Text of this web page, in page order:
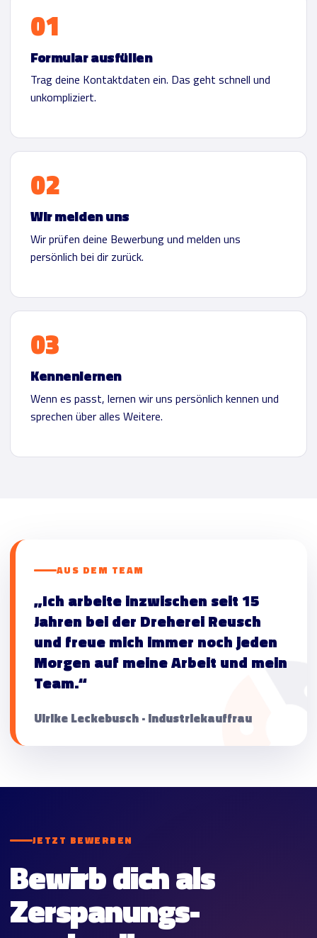
Formular ausfüllen
Trag deine Kontaktdaten ein. Das geht schnell und
unkompliziert.
Wir melden uns
Wir prüfen deine Bewerbung und melden uns
persönlich bei dir zurück.
Kennenlernen
Wenn es passt, lernen wir uns persönlich kennen und
sprechen über alles Weitere.
AUS DEM TEAM
„Ich arbeite inzwischen seit 15
Jahren bei der Dreherei Reusch
und freue mich immer noch jeden
Morgen auf meine Arbeit und mein
Team.“
Ulrike Leckebusch · Industriekauffrau
JETZT BEWERBEN
Bewirb dich als
Zerspanungs­